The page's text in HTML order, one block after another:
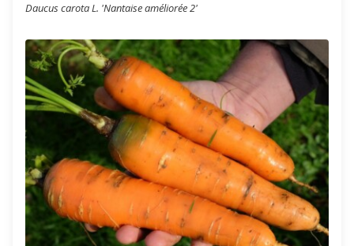
Daucus carota L. 'Nantaise améliorée 2'